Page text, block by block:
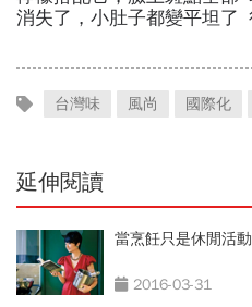
台灣味 風尚 國際化
延伸閱讀
當烹飪只是休閒活動
2016-03-31